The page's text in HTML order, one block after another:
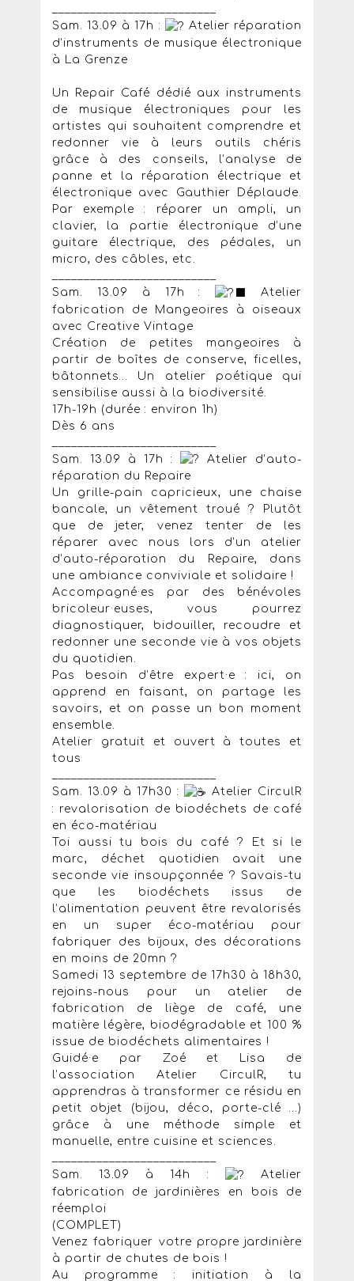
Sam. 13.09 à 17h :
Atelier réparation
d’instruments de musique électronique
à La Grenze
Un Repair Café dédié aux instruments
de musique électroniques pour les
artistes qui souhaitent comprendre et
redonner vie à leurs outils chéris
grâce à des conseils, l’analyse de
panne et la réparation électrique et
électronique avec Gauthier Déplaude.
Par exemple : réparer un ampli, un
clavier, la partie électronique d’une
guitare électrique, des pédales, un
micro, des câbles, etc.
Sam. 13.09 à 17h :
Atelier
fabrication de Mangeoires à oiseaux
avec Creative Vintage
Création de petites mangeoires à
partir de boîtes de conserve, ficelles,
bâtonnets… Un atelier poétique qui
sensibilise aussi à la biodiversité.
17h-19h (durée : environ 1h)
Dès 6 ans
Sam. 13.09 à 17h :
​ Atelier d’auto-
réparation du Repaire
Un grille-pain capricieux, une chaise
bancale, un vêtement troué ? Plutôt
que de jeter, venez tenter de les
réparer avec nous lors d’un atelier
d’auto-réparation du Repaire, dans
une ambiance conviviale et solidaire !
Accompagné·es par des bénévoles
bricoleur·euses, vous pourrez
diagnostiquer, bidouiller, recoudre et
redonner une seconde vie à vos objets
du quotidien.
Pas besoin d’être expert·e : ici, on
apprend en faisant, on partage les
savoirs, et on passe un bon moment
ensemble.
Atelier gratuit et ouvert à toutes et
tous
Sam. 13.09 à 17h30 :
Atelier CirculR
: revalorisation de biodéchets de café
en éco-matériau
Toi aussi tu bois du café ? Et si le
marc, déchet quotidien avait une
seconde vie insoupçonnée ? Savais-tu
que les biodéchets issus de
l’alimentation peuvent être revalorisés
en un super éco-matériau pour
fabriquer des bijoux, des décorations
en moins de 20mn ?
Samedi 13 septembre de 17h30 à 18h30,
rejoins-nous pour un atelier de
fabrication de liège de café, une
matière légère, biodégradable et 100 %
issue de biodéchets alimentaires !
Guidé·e par Zoé et Lisa de
l’association Atelier CirculR, tu
apprendras à transformer ce résidu en
petit objet (bijou, déco, porte-clé …)
grâce à une méthode simple et
manuelle, entre cuisine et sciences.
Sam. 13.09 à 14h :
Atelier
fabrication de jardinières en bois de
réemploi
(COMPLET)
Venez fabriquer votre propre jardinière
à partir de chutes de bois !
Au programme : initiation à la